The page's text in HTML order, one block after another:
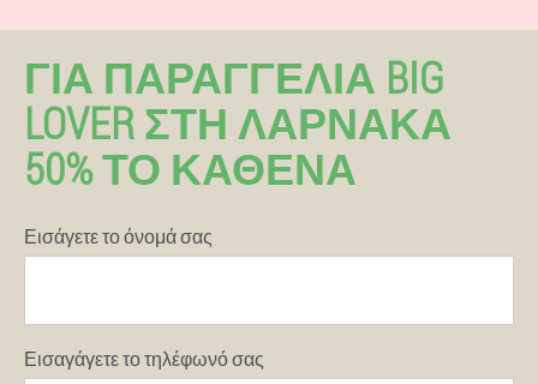
ΓΙΑ ΠΑΡΑΓΓΕΛΊΑ BIG
LOVER ΣΤΗ ΛΆΡΝΑΚΑ
50% ΤΟ ΚΑΘΈΝΑ
Εισάγετε το όνομά σας
Εισαγάγετε το τηλέφωνό σας